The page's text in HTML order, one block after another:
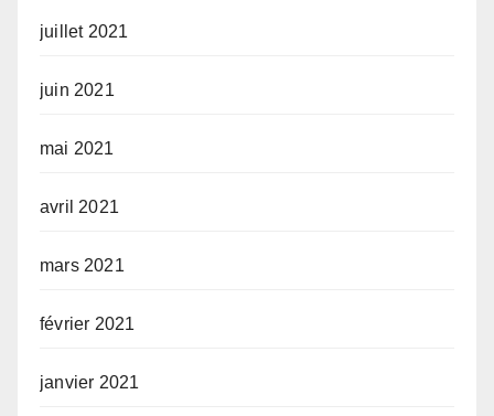
juillet 2021
juin 2021
mai 2021
avril 2021
mars 2021
février 2021
janvier 2021